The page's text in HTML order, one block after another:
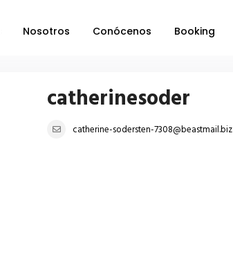
Nosotros Conócenos Booking
catherinesoder
catherine-sodersten-7308@beastmail.biz